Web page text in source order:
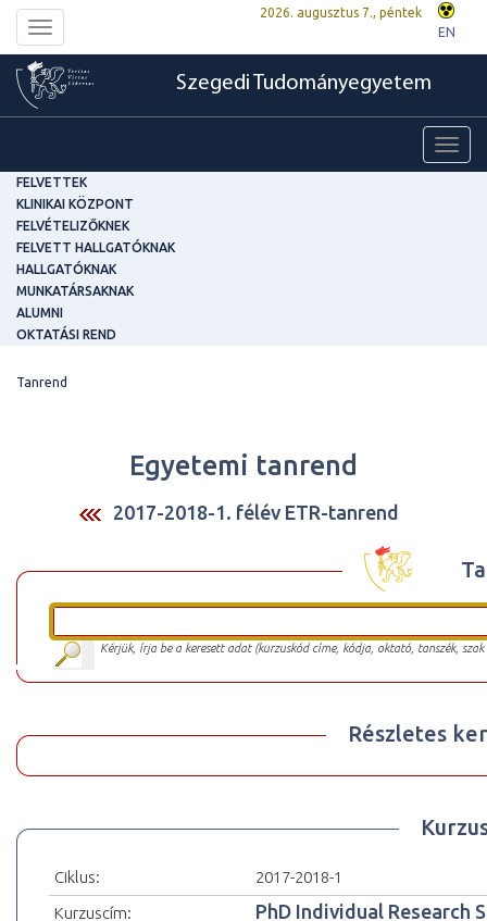
Toggle
navigation
2026. augusztus 7., péntek
EN
Szegedi Tudományegyetem
FELVETTEK
KLINIKAI KÖZPONT
FELVÉTELIZŐKNEK
FELVETT HALLGATÓKNAK
HALLGATÓKNAK
MUNKATÁRSAKNAK
ALUMNI
OKTATÁSI REND
Tanrend
Egyetemi tanrend
2017-2018-1. félév ETR-tanrend
Kérjük, írja be a keresett adat (kurzuskód címe, kódja, oktató, tanszék,
Részletes
Ciklus:
2017-2018-1
Kurzuscím:
PhD Individual Research